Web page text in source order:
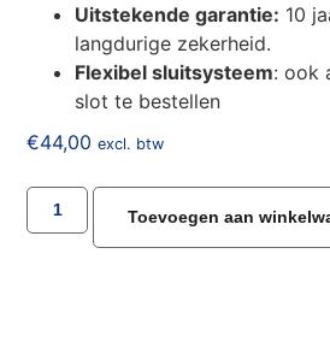
Uitstekende garantie: 10
langdurige zekerheid.
Flexibel sluitsysteem: ook
slot te bestellen
€44,00 excl. btw
Toevoegen aan